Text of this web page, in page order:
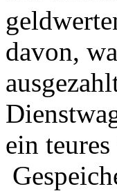
davon,
ein